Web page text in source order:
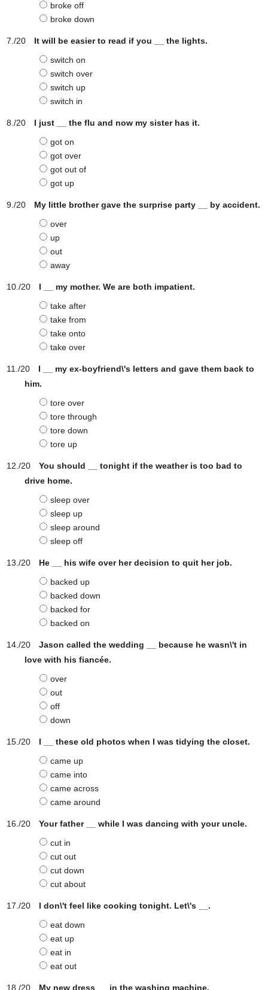
broke off
broke down
It will be easier to read if you __ the lights.
switch on
switch over
switch up
switch in
I just __ the flu and now my sister has it.
got on
got over
got out of
got up
My little brother gave the surprise party __ by accident.
over
up
out
away
I __ my mother. We are both impatient.
take after
take from
take onto
take over
I __ my ex-boyfriend\'s letters and gave them back to
him.
tore over
tore through
tore down
tore up
You should __ tonight if the weather is too bad to
drive home.
sleep over
sleep up
sleep around
sleep off
He __ his wife over her decision to quit her job.
backed up
backed down
backed for
backed on
Jason called the wedding __ because he wasn\'t in
love with his fiancée.
over
out
off
down
I __ these old photos when I was tidying the closet.
came up
came into
came across
came around
Your father __ while I was dancing with your uncle.
cut in
cut out
cut down
cut about
I don\'t feel like cooking tonight. Let\'s __.
eat down
eat up
eat in
eat out
My new dress __ in the washing machine.